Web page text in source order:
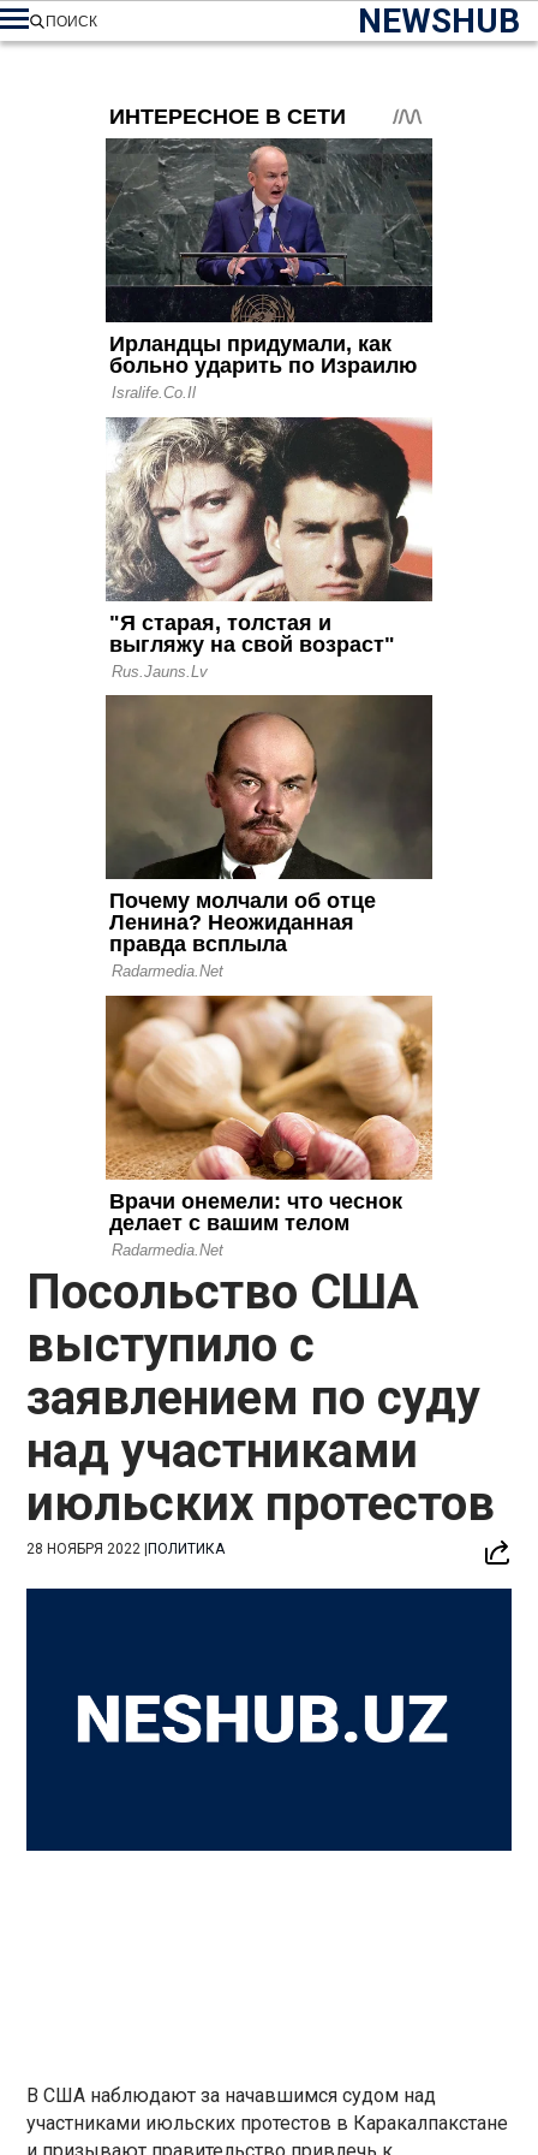
NEWSHUB
ПОИСК
Посольство США
выступило с
заявлением по суду
над участниками
июльских протестов
28 НОЯБРЯ 2022 |ПОЛИТИКА
В США наблюдают за начавшимся судом над
участниками июльских протестов в Каракалпакстане